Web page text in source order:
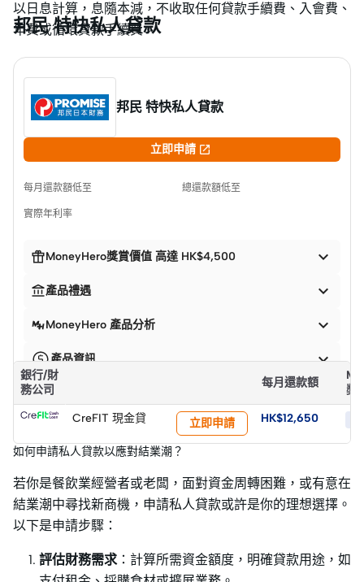
以日息計算，息隨本減，不收取任何貸款手續費、入會費、
年費或循環貸款手續費。
邦民 特快私人貸款
邦民 特快私人貸款
立即申請 
每月還款額低至 總還款額低至
實際年利率
MoneyHero獎賞價值 高達 HK$4,500 
產品禮遇 
MoneyHero 產品分析 
產品資訊 
銀行/財
務公司
每月還款額
獎
CreFIT 現金貸 立即申請 HK$12,650
如何申請私人貸款以應對結業潮？
若你是餐飲業經營者或老闆，面對資金周轉困難，或有意在
結業潮中尋找新商機，申請私人貸款或許是你的理想選擇。
以下是申請步驟：
評估財務需求：計算所需資金額度，明確貸款用途，如